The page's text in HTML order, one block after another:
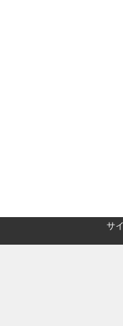
サ